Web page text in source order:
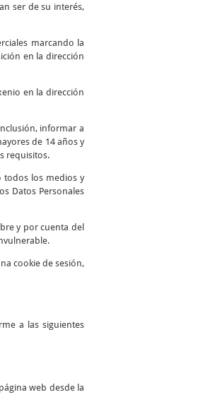
ser de su interés,
marcando la
en la dirección
en la dirección
informar a
de 14 años y
requisitos.
todos los medios y
Datos Personales
y por cuenta del
cookie de sesión,
a las siguientes
web desde la